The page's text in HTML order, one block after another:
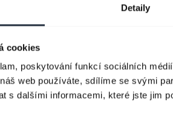
Detaily
cookies
poskytování funkcí sociálních
web používáte, sdílíme se svými
s dalšími informacemi, které jste jim
soupravy
Jak